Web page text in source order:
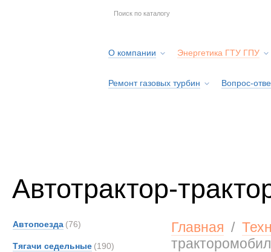
О компании Энергетика ГТУ ГПУ
Ремонт газовых турбин Вопрос-
Автотрактор-
Автопоезда (76)
Тягачи седельные (190)
Главная /